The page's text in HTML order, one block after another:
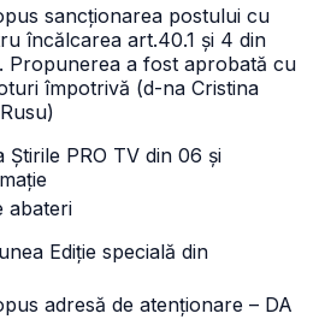
sancționarea postului cu
încălcarea art.40.1 și 4 din
Propunerea a fost aprobată cu
împotrivă (d-na Cristina
Știrile PRO TV din 06 și
abateri
Ediție specială din
adresă de atenționare – DA